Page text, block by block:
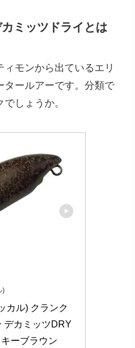
ミッツドライとは
モンから出ているエリ
タールアーです。分類で
しょうか。
)
カル) クランク
デカミッツDRY
ーブラウン